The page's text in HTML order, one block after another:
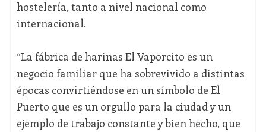
hostelería, tanto a nivel nacional como
internacional.
“La fábrica de harinas El Vaporcito es un
negocio familiar que ha sobrevivido a distintas
épocas convirtiéndose en un símbolo de El
Puerto que es un orgullo para la ciudad y un
ejemplo de trabajo constante y bien hecho, que